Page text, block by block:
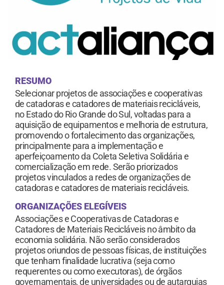
RESUMO
Selecionar projetos de associações e cooperativas
de catadoras e catadores de materiais recicláveis,
no Estado do Rio Grande do Sul, voltadas para a
aquisição de equipamentos e melhoria de estrutura,
promovendo o fortalecimento das organizações,
principalmente para a implementação e
aperfeiçoamento da Coleta Seletiva Solidária e
comercialização em rede. Serão priorizados
projetos vinculados a redes de organizações de
catadoras e catadores de materiais recicláveis.
ORGANIZAÇÕES ELEGÍVEIS
Associações e Cooperativas de Catadoras e
Catadores de Materiais Recicláveis no âmbito da
economia solidária. Não serão considerados
projetos oriundos de pessoas físicas, de instituições
que tenham finalidade lucrativa (seja como
requerentes ou como executoras), de órgãos
governamentais, de universidades ou de autarquias